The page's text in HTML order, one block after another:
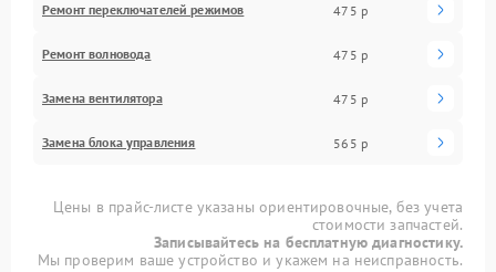
Ремонт переключателей режимов 475 р
Ремонт волновода 475 р
Замена вентилятора 475 р
Замена блока управления 565 р
Цены в прайс-листе указаны ориентировочные, без учета
стоимости запчастей.
Записывайтесь на бесплатную диагностику.
Мы проверим ваше устройство и укажем на неисправность.